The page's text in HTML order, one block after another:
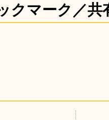
クマーク／共